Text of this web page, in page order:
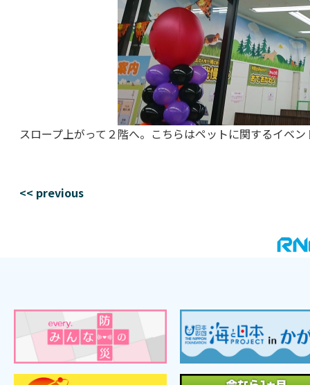
スロープ上がって２階へ。こちらはペットに関するイベ
<< previous